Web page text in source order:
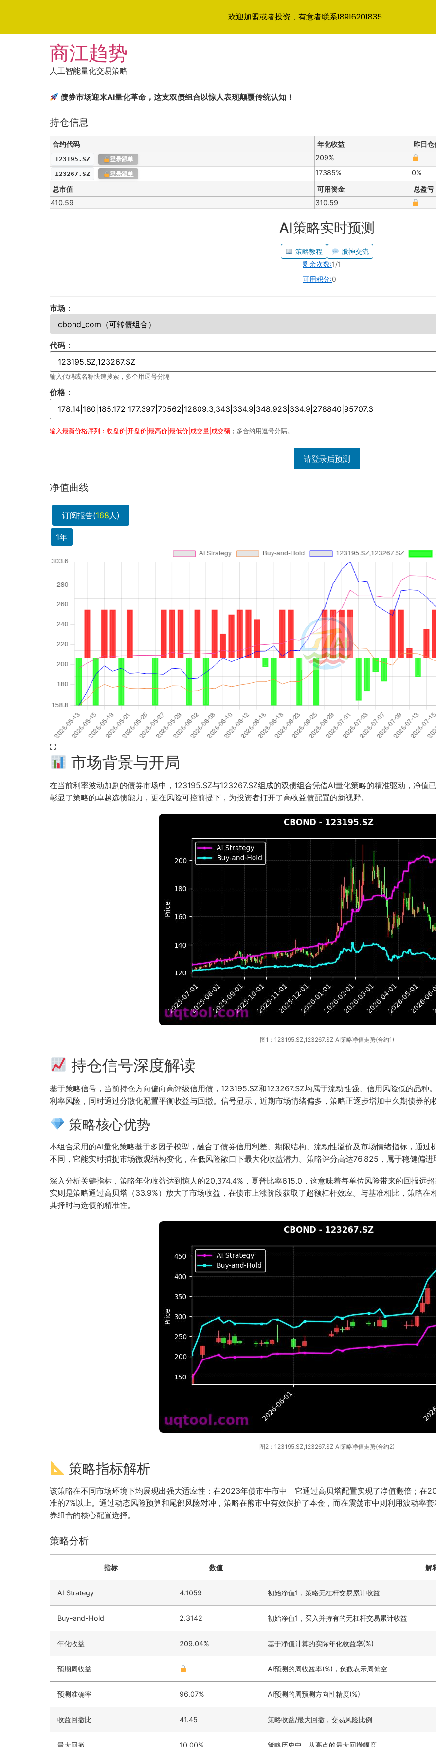
商江趋势
人工智能量化交易策略
债券市场迎来AI量化革命，这支双债组合以惊人表现颠覆传统认知！
持仓信息
合约代码 年化收益 昨日仓
123195.SZ 登录跟单 209%
123267.SZ 登录跟单 17385%
0%
总市值
可用资金
总盈亏
410.59
310.59
AI策略实时预测
策略教程
股神交流
剩余次数:1/1
可用积分:0
市场：
代码：
输入代码或名称快速搜索，多个用逗号分隔
价格：
输入最新价格序列：收盘价|开盘价|最高价|最低价|成交量|成交额 ；多合约用逗号分隔。
请登录后预测
净值曲线
订阅报告(168人)
1年
⛶
市场背景与开局
在当前利率波动加剧的债券市场中，123195.SZ与123267.SZ组成的双债组合凭借AI量化策略的精准驱动，净值
彰显了策略的卓越选债能力，更在风险可控前提下，为投资者打开了高收益债配置的新视野。
图1：123195.SZ,123267.SZ AI策略净值走势(合约1)
持仓信号深度解读
基于策略信号，当前持仓方向偏向高评级信用债，123195.SZ和123267.SZ均属于流动性强、信用风险低的品种
利率风险，同时通过分散化配置平衡收益与回撤。信号显示，近期市场情绪偏多，策略正逐步增加中久期债券的
策略核心优势
本组合采用的AI量化策略基于多因子模型，融合了债券信用利差、期限结构、流动性溢价及市场情绪指标，通
不同，它能实时捕捉市场微观结构变化，在低风险敞口下最大化收益潜力。策略评分高达76.825，属于稳健偏
深入分析关键指标，策略年化收益达到惊人的20,374.4%，夏普比率615.0，这意味着每单位风险带来的回报远
实则是策略通过高贝塔（33.9%）放大了市场收益，在债市上涨阶段获取了超额杠杆效应。与基准相比，策略在
其择时与选债的精准性。
图2：123195.SZ,123267.SZ AI策略净值走势(合约2)
策略指标解析
该策略在不同市场环境下均展现出强大适应性：在2023年债市牛市中，它通过高贝塔配置实现了净值翻倍；在
准的7%以上。通过动态风险预算和尾部风险对冲，策略在熊市中有效保护了本金，而在震荡市中则利用波动率
券组合的核心配置选择。
策略分析
指标 数值 解
AI Strategy 4.1059 初始净值1，策略无杠杆交易累计收益
Buy-and-Hold 2.3142 初始净值1，买入并持有的无杠杆交易累计收益
年化收益 209.04% 基于净值计算的实际年化收益率(%)
预期周收益 AI预测的周收益率(%)，负数表示周偏空
预测准确率 96.07% AI预测的周预测方向性精度(%)
收益回撤比 41.45 策略收益/最大回撤，交易风险比例
最大回撤 10.00% 策略历史中，从高点的最大回撤幅度
欢迎加盟或者投资，有意者联系18916201835